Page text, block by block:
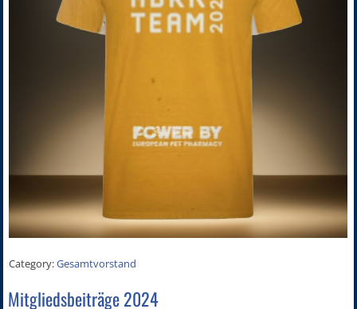
Category:Gesamtvorstand
Mitgliedsbeiträge 2024